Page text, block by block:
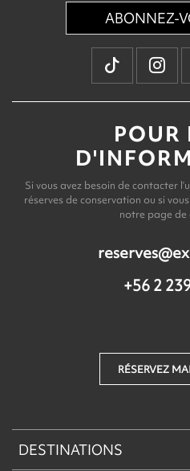
ABONNEZ-
POUR
Si vous avez besoin de contacter
réserves de conservation ou si
notre page
+56 2
RÉSERVEZ
DESTINATIONS